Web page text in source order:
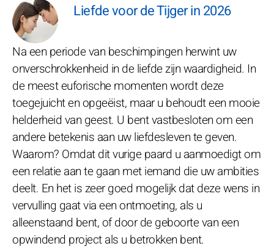
Liefde voor de Tijger in 2026
Na een periode van beschimpingen herwint uw
onverschrokkenheid in de liefde zijn waardigheid. In
de meest euforische momenten wordt deze
toegejuicht en opgeëist, maar u behoudt een mooie
helderheid van geest. U bent vastbesloten om een
andere betekenis aan uw liefdesleven te geven.
Waarom? Omdat dit vurige paard u aanmoedigt om
een relatie aan te gaan met iemand die uw ambities
deelt. En het is zeer goed mogelijk dat deze wens in
vervulling gaat via een ontmoeting, als u
alleenstaand bent, of door de geboorte van een
opwindend project als u betrokken bent.